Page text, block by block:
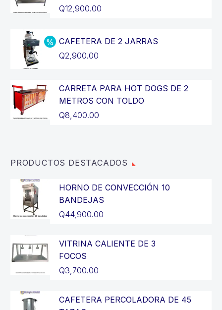
El
original
era:
Q12,900.00
precio
actual
CAFETERA DE 2 JARRAS
El
original
era:
Q3,200.00.
Q2,900.00
precio
actual
es:
CARRETA PARA HOT DOGS DE 2
METROS CON TOLDO
Q8,400.00
PRODUCTOS DESTACADOS
HORNO DE CONVECCIÓN 10
BANDEJAS
Q44,900.00
VITRINA CALIENTE DE 3
FOCOS
Q3,700.00
CAFETERA PERCOLADORA DE 45